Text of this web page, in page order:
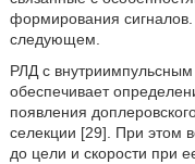
формирования сигналов.
следующем.
РЛД с
обеспечивает
появления
селекции [29]. При этом
до цели и скорости при